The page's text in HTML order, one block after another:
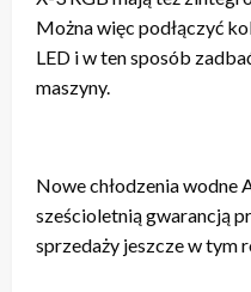
Można więc podłączyć
LED i w ten sposób
maszyny.
Nowe chłodzenia wodne
sześcioletnią gwarancją
sprzedaży jeszcze w tym